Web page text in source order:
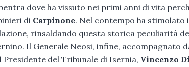
dove ha vissuto nei primi anni di vita
di Carpinone. Nel contempo ha stimolato
rinsaldando questa storica peculiarità
Il Generale Neosi, infine, accompagnato
Presidente del Tribunale di Isernia, Vincenzo